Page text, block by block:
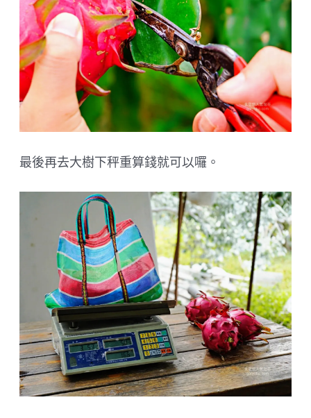
最後再去大樹下秤重算錢就可以囉。